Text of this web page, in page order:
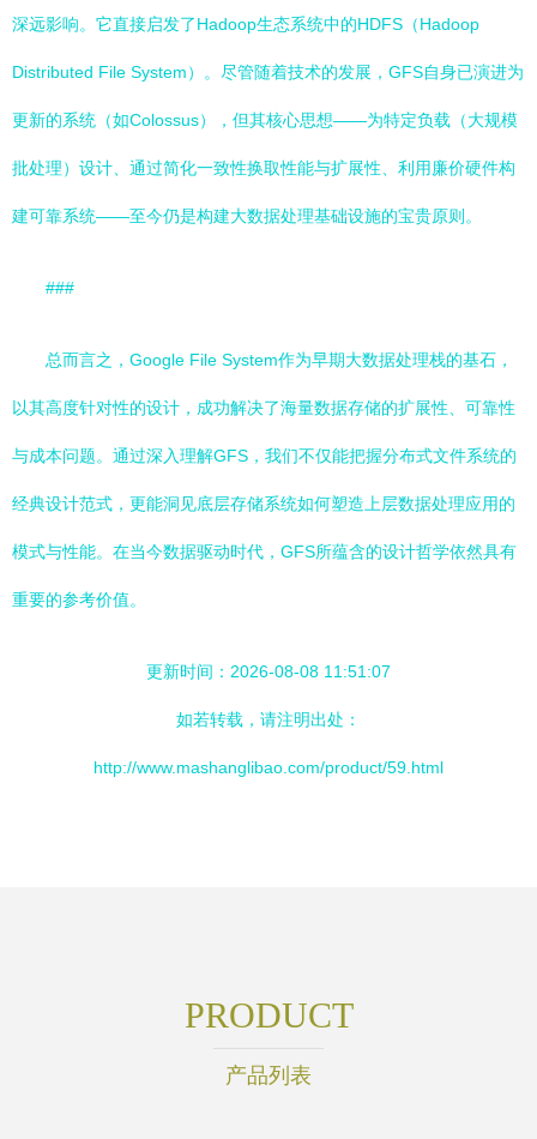
深远影响。它直接启发了Hadoop生态系统中的HDFS（Hadoop
Distributed File System）。尽管随着技术的发展，GFS自身已演进为
更新的系统（如Colossus），但其核心思想——为特定负载（大规模
批处理）设计、通过简化一致性换取性能与扩展性、利用廉价硬件构
建可靠系统——至今仍是构建大数据处理基础设施的宝贵原则。
###
总而言之，Google File System作为早期大数据处理栈的基石，
以其高度针对性的设计，成功解决了海量数据存储的扩展性、可靠性
与成本问题。通过深入理解GFS，我们不仅能把握分布式文件系统的
经典设计范式，更能洞见底层存储系统如何塑造上层数据处理应用的
模式与性能。在当今数据驱动时代，GFS所蕴含的设计哲学依然具有
重要的参考价值。
更新时间：2026-08-08 11:51:07
如若转载，请注明出处：
http://www.mashanglibao.com/product/59.html
PRODUCT
产品列表